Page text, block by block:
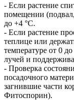
- Если растение
помещении
до +4 °С.
- Если растение
теплице или
температуре от 0
лучей и
- Проверка
посадочного
загнившие части
Фитоспорин).